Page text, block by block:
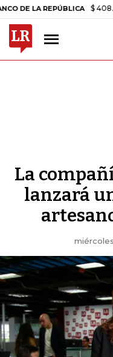
REPÚBLICA $ 408.498,97
La
lanzará